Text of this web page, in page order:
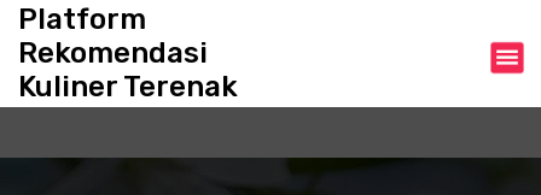
Platform
Rekomendasi
Kuliner Terenak